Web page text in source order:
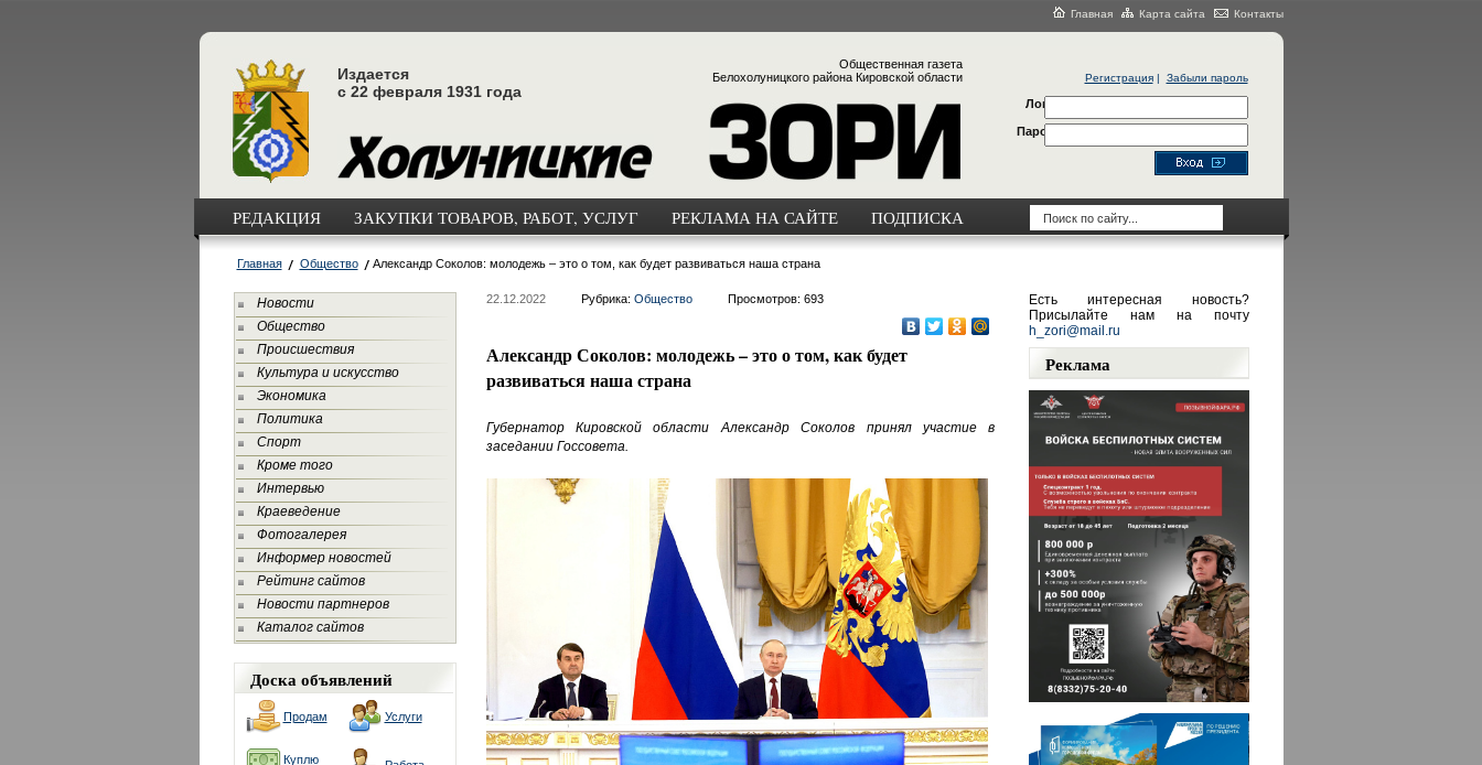
Главная Карта сайта Контакты
Издается
с 22 февраля 1931 года
Общественная газета
Белохолуницкого района Кировской области
Регистрация| Забыли пароль
Логин
Пароль
РЕДАКЦИЯ ЗАКУПКИ ТОВАРОВ, РАБОТ, УСЛУГ РЕКЛАМА НА САЙТЕ ПОДПИСКА
Главная Общество Александр Соколов: молодежь – это о том, как будет развиваться наша страна
Новости
Общество
Происшествия
Культура и искусство
Экономика
Политика
Спорт
Кроме того
Интервью
Краеведение
Фотогалерея
Информер новостей
Рейтинг сайтов
Новости партнеров
Каталог сайтов
Доска объявлений
Продам Услуги
Куплю
22.12.2022 Рубрика: Общество Просмотров: 693
Александр Соколов: молодежь – это о том, как будет
развиваться наша страна
Губернатор Кировской области Александр Соколов принял участие в
заседании Госсовета.
Есть интересная новость?
Присылайте нам на почту
h_zori@mail.ru
Реклама